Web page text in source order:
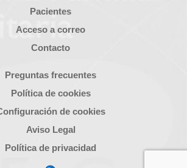
Pacientes
Acceso a correo
Contacto
Preguntas frecuentes
Política de cookies
de cookies
Aviso Legal
Política de privacidad